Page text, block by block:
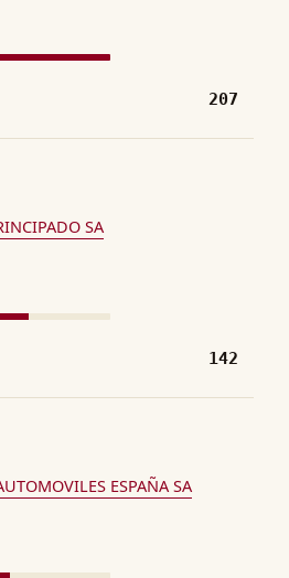
207
SA
142
ESPAÑA SA